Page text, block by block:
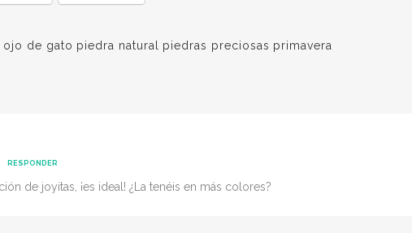
ojo de gato piedra natural piedras preciosas primavera
RESPONDER
de joyitas, ¡es ideal! ¿La tenéis en más colores?